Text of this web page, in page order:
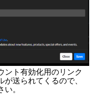
ント有効化用のリンク
が送られてくるので、
。